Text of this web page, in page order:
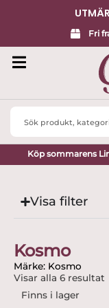
Fri
Search
Köp sommarens
Visa filter
Kosmo
Märke: Kosmo
Visar alla 6 resultat